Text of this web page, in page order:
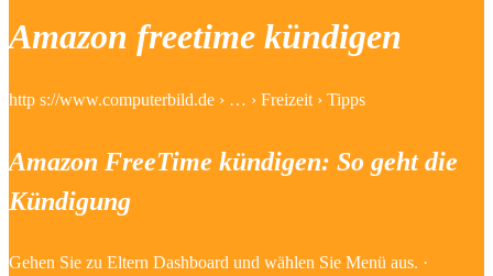
Amazon freetime kündigen
http s://www.computerbild.de › … › Freizeit › Tipps
Amazon FreeTime kündigen: So geht die
Kündigung
Gehen Sie zu Eltern Dashboard und wählen Sie Menü aus. ·